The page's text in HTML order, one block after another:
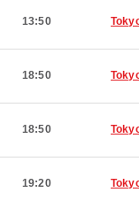
13:50
18:50
18:50
19:20